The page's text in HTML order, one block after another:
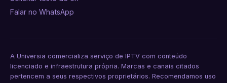
Falar no WhatsApp
A Universia comercializa serviço de IPTV com conteúdo
licenciado e infraestrutura própria. Marcas e canais citados
pertencem a seus respectivos proprietários. Recomendamos uso